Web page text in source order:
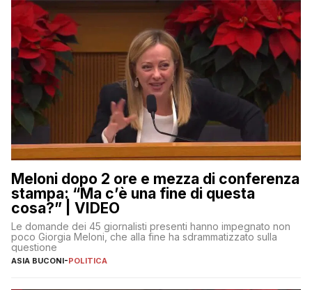
Meloni dopo 2 ore e mezza di conferenza
stampa: “Ma c’è una fine di questa
cosa?” | VIDEO
Le domande dei 45 giornalisti presenti hanno impegnato non
poco Giorgia Meloni, che alla fine ha sdrammatizzato sulla
questione
ASIA BUCONI-POLITICA